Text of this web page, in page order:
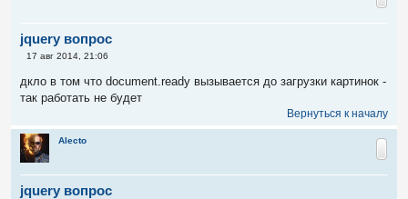
$(this).css("height", maxHeight); // Set new height
$(this).css("width", width * ratio); // Scale width based
}
});
jquery вопрос
С
б
щ
и
е
17 авг 2014, 21:06
дкло в том что document.ready вызывается до загрузки картинок -
так работать не будет
Вернуться к началу
Alecto
jquery вопрос